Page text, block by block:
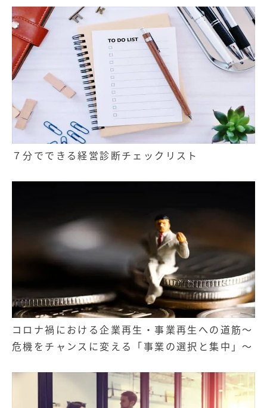
７分でできる経営診断チェックリスト
コロナ禍における企業再生・事業再生への道筋～
危機をチャンスに変える「事業の選択と集中」～